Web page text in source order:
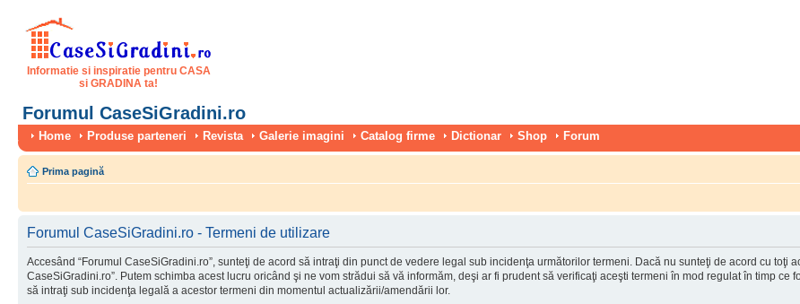
Informatie si inspiratie pentru CASA
si GRADINA ta!
Forumul CaseSiGradini.ro
Home Produse parteneri Revista Galerie imagini Catalog firme Dictionar Shop Forum
Prima pagină
Forumul CaseSiGradini.ro - Termeni de utilizare
Accesând “Forumul CaseSiGradini.ro”, sunteţi de acord să intraţi din punct de vedere legal sub incidenţa următorilor termeni. Dacă nu sunteţi de acord cu toţi
CaseSiGradini.ro”. Putem schimba acest lucru oricând şi ne vom strădui să vă informăm, deşi ar fi prudent să verificaţi aceşti termeni în mod regulat în timp ce
să intraţi sub incidenţa legală a acestor termeni din momentul actualizării/amendării lor.